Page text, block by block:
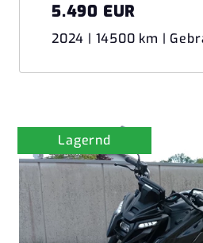
5.490 EUR
2024 | 14500 km |
Lagernd